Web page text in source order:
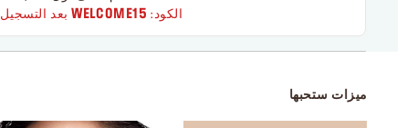
الكود: WELCOME15بعد التسجيل
ميزات ستحبها